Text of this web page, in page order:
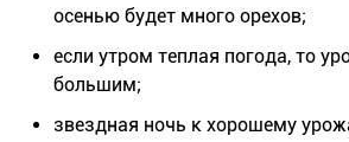
осенью будет много орехов;
если утром теплая погода, то
большим;
звездная ночь к хорошему